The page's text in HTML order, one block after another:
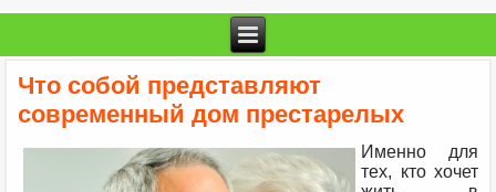
Что собой представляют
современный дом престарелых
Именно для
тех, кто хочет